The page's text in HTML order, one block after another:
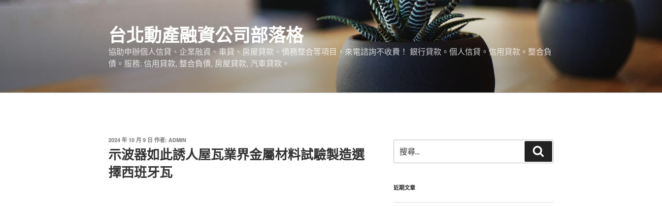
跳
台北動產融資公司部落格
協助申辦個人信貸、企業融資、車貸、房屋貸款、債務整合等項目，來電諮詢不收費！ 銀行貸款。個人信貸。信用貸款。整合負
債。服務: 信用貸款, 整合負債, 房屋貸款, 汽車貸款。
發
佈
於
2024 年 10 月 9 日 作者: ADMIN
示波器如此誘人屋瓦業界金屬材料試驗製造選
擇西班牙瓦
尋
關
字:
尋
近期文章